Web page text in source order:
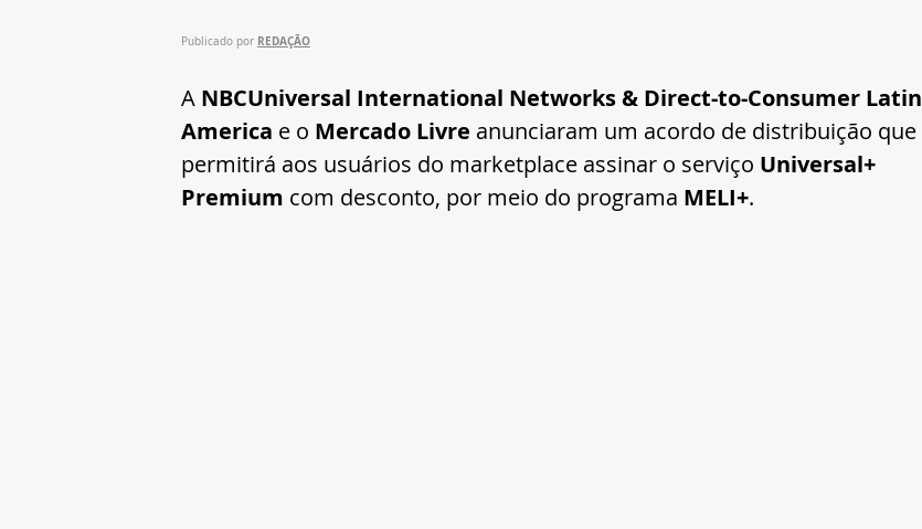
Publicado por REDAÇÃO
A NBCUniversal International Networks & Direct-to-Consumer Latin
America e o Mercado Livre anunciaram um acordo de distribuição que
permitirá aos usuários do marketplace assinar o serviço Universal+
Premium com desconto, por meio do programa MELI+.